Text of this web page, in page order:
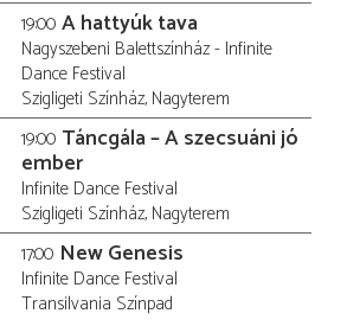
19:00 A hattyúk tava
Nagyszebeni Balettszínház - Infinite
Dance Festival
Szigligeti Színház, Nagyterem
19:00 Táncgála – A szecsuáni jó
ember
Infinite Dance Festival
Szigligeti Színház, Nagyterem
17:00 New Genesis
Infinite Dance Festival
Transilvania Színpad